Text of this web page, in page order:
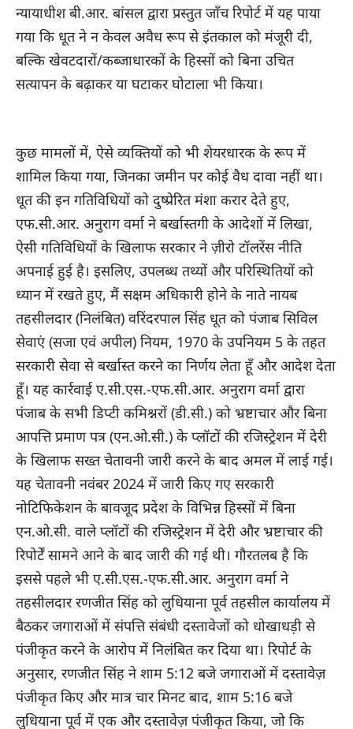
न्यायाधीश बी.आर. बांसल द्वारा प्रस्तुत जाँच रिपोर्ट में यह पाया
गया कि धूत ने न केवल अवैध रूप से इंतकाल को मंजूरी दी,
बल्कि खेवटदारों/कब्जाधारकों के हिस्सों को बिना उचित
सत्यापन के बढ़ाकर या घटाकर घोटाला भी किया।
कुछ मामलों में, ऐसे व्यक्तियों को भी शेयरधारक के रूप में
शामिल किया गया, जिनका जमीन पर कोई वैध दावा नहीं था।
धूत की इन गतिविधियों को दुष्प्रेरित मंशा करार देते हुए,
एफ.सी.आर. अनुराग वर्मा ने बर्खास्तगी के आदेशों में लिखा,
ऐसी गतिविधियों के खिलाफ सरकार ने ज़ीरो टॉलरेंस नीति
अपनाई हुई है। इसलिए, उपलब्ध तथ्यों और परिस्थितियों को
ध्यान में रखते हुए, मैं सक्षम अधिकारी होने के नाते नायब
तहसीलदार (निलंबित) वरिंदरपाल सिंह धूत को पंजाब सिविल
सेवाएं (सजा एवं अपील) नियम, 1970 के उपनियम 5 के तहत
सरकारी सेवा से बर्खास्त करने का निर्णय लेता हूँ और आदेश देता
हूँ। यह कार्रवाई ए.सी.एस.-एफ.सी.आर. अनुराग वर्मा द्वारा
पंजाब के सभी डिप्टी कमिश्नरों (डी.सी.) को भ्रष्टाचार और बिना
आपत्ति प्रमाण पत्र (एन.ओ.सी.) के प्लॉटों की रजिस्ट्रेशन में देरी
के खिलाफ सख्त चेतावनी जारी करने के बाद अमल में लाई गई।
यह चेतावनी नवंबर 2024 में जारी किए गए सरकारी
नोटिफिकेशन के बावजूद प्रदेश के विभिन्न हिस्सों में बिना
एन.ओ.सी. वाले प्लॉटों की रजिस्ट्रेशन में देरी और भ्रष्टाचार की
रिपोर्टें सामने आने के बाद जारी की गई थी। गौरतलब है कि
इससे पहले भी ए.सी.एस.-एफ.सी.आर. अनुराग वर्मा ने
तहसीलदार रणजीत सिंह को लुधियाना पूर्व तहसील कार्यालय में
बैठकर जगाराओं में संपत्ति संबंधी दस्तावेजों को धोखाधड़ी से
पंजीकृत करने के आरोप में निलंबित कर दिया था। रिपोर्ट के
अनुसार, रणजीत सिंह ने शाम 5:12 बजे जगाराओं में दस्तावेज़
पंजीकृत किए और मात्र चार मिनट बाद, शाम 5:16 बजे
लुधियाना पूर्व में एक और दस्तावेज़ पंजीकृत किया, जो कि